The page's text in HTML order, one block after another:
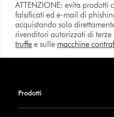
ATTENZIONE: evita prodotti
falsificati ed e-mail di
acquistando solo
rivenditori autorizzati di terze
truffe e sulle macchine
Prodotti